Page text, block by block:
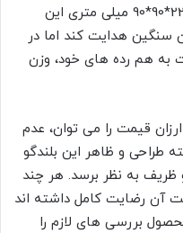
می کند. با اینکه ممکن است ابعاد 220*90*90 میلی ‌متری این
هدایت کند اما در
300 گرمی نسبت به هم رده های خود، وزن
قیمت را می توان، عدم
طراحی و ظاهر این بلندگو
به نظر برسد. هر چند
آن رضایت کامل داشته اند
بررسی های لازم را